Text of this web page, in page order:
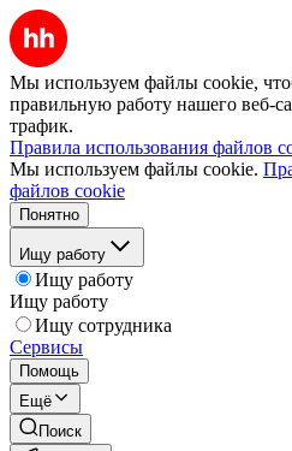
Мы используем файлы cookie,
правильную работу нашего веб-
трафик.
Правила использования файлов
Мы используем файлы cookie.
файлов cookie
Понятно
Ищу работу
Ищу работу
Ищу работу
Ищу сотрудника
Сервисы
Помощь
Ещё
Поиск